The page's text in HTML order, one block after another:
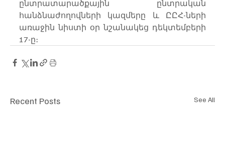
ընտրատարածքային ընտրական
հանձնաժողովների կազմերը և ԸԸՀ-ների
առաջին նիստի օր նշանակեց դեկտեմբերի
17-ը։
Recent Posts See All